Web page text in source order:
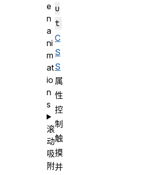
u
t
C
S
S
属
性
控
制
触
摸
并
e
n
a
ni
m
at
io
n
s
滚
动
吸
附